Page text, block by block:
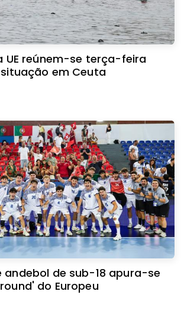
UE reúnem-se terça-feira
em Ceuta
andebol de sub-18 apura-se
do Europeu